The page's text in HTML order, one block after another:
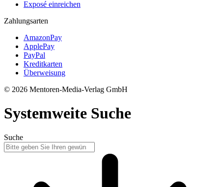
Exposé einreichen
Zahlungsarten
AmazonPay
ApplePay
PayPal
Kreditkarten
Überweisung
© 2026 Mentoren-Media-Verlag GmbH
Systemweite Suche
Suche